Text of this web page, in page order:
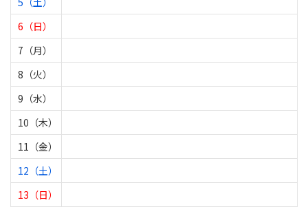
6（日）
7（月）
8（火）
9（水）
10（木）
11（金）
12（土）
13（日）